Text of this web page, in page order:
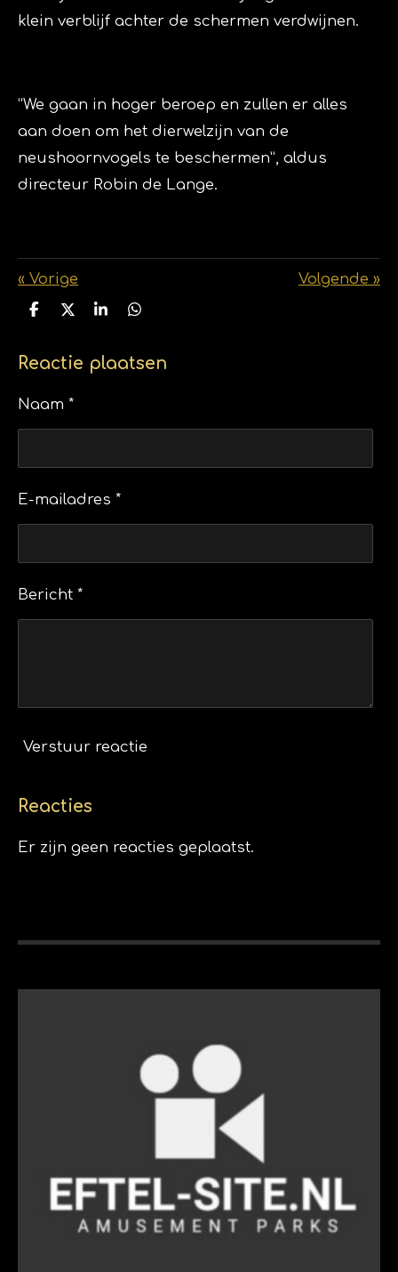
klein verblijf achter de schermen verdwijnen.
“We gaan in hoger beroep en zullen er alles
aan doen om het dierwelzijn van de
neushoornvogels te beschermen”, aldus
directeur Robin de Lange.
« Vorige Volgende »
D
e
D
l
S
r
D
e
Reactie plaatsen
Naam *
E-mailadres *
Bericht *
Verstuur reactie
Reacties
Er zijn geen reacties geplaatst.